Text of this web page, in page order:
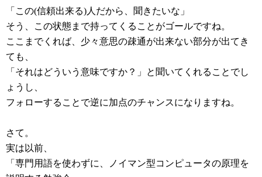
「この(信頼出来る)人だから、聞きたいな」
そう、この状態まで持ってくることがゴールですね。
ここまでくれば、少々意思の疎通が出来ない部分が出てき
ても、
「それはどういう意味ですか？」と聞いてくれることでし
ょうし、
フォローすることで逆に加点のチャンスになりますね。
さて。
実は以前、
「専門用語を使わずに、ノイマン型コンピュータの原理を